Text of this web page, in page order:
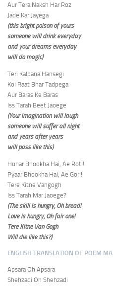
Aur Tera Naksh Har Roz
Jade Kar Jayega
(​​this bright poison of yours
someone will drink everyday
and your dreams everyday
will do magic)
Teri Kalpana Hansegi
Koi Raat Bhar Tadpega
Aur Baras Ke Baras
Iss Tarah Beet Jaoege
(Your imagination will laugh
someone will suffer all night
and years after years
will pass like this)
Hunar Bhookha Hai, Ae Roti!
Pyaar Bhookha Hai, Ae Gori!
Tere Kitne Vangogh
Iss Tarah Mar Jaoege?
(The skill is hungry, Oh bread!
Love is hungry, Oh fair one!
Tere Kitne Van Gogh
Will die like this?)
ENGLISH TRANSLATION OF POEM
Apsara Oh Apsara
Shehzadi Oh Shehzadi